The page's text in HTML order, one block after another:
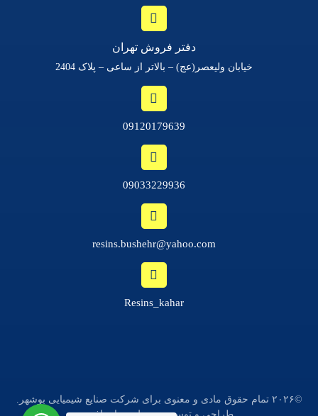
دفتر فروش تهران
خیابان ولیعصر(عج) – بالاتر از ساعی – پلاک 2404
09120179639
09033229936
resins.bushehr@yahoo.com
Resins_kahar
©۲۰۲۶ تمام حقوق مادی و معنوی برای شرکت صنایع شیمیایی بوشهر.